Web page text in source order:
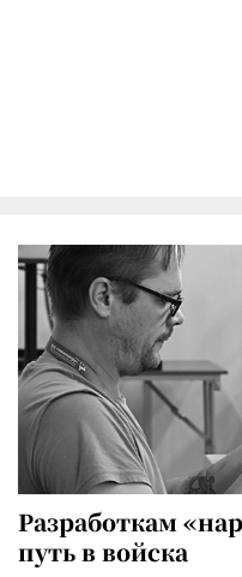
Разработкам
путь в войска